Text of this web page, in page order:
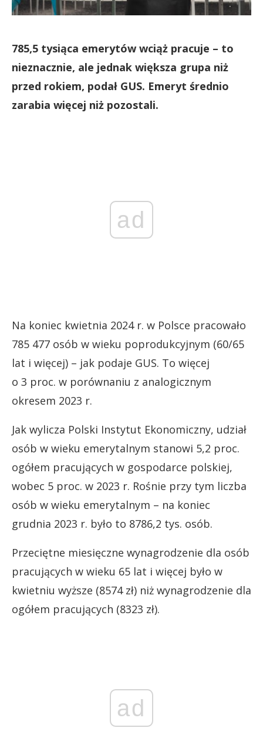
785,5 tysiąca emerytów wciąż pracuje – to
nieznacznie, ale jednak większa grupa niż
przed rokiem, podał GUS. Emeryt średnio
zarabia więcej niż pozostali.
ad
Na koniec kwietnia 2024 r. w Polsce pracowało
785 477 osób w wieku poprodukcyjnym (60/65
lat i więcej) – jak podaje GUS. To więcej
o 3 proc. w porównaniu z analogicznym
okresem 2023 r.
Jak wylicza Polski Instytut Ekonomiczny, udział
osób w wieku emerytalnym stanowi 5,2 proc.
ogółem pracujących w gospodarce polskiej,
wobec 5 proc. w 2023 r. Rośnie przy tym liczba
osób w wieku emerytalnym – na koniec
grudnia 2023 r. było to 8786,2 tys. osób.
Przeciętne miesięczne wynagrodzenie dla osób
pracujących w wieku 65 lat i więcej było w
kwietniu wyższe (8574 zł) niż wynagrodzenie dla
ogółem pracujących (8323 zł).
ad